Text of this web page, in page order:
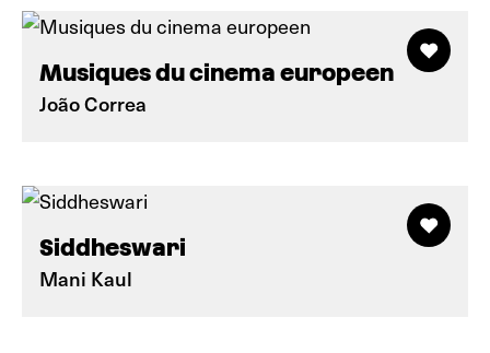
Musiques du cinema europeen
João Correa
Siddheswari
Mani Kaul